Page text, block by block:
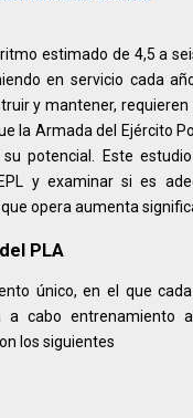
estimado de 4,5 a
en servicio cada
y mantener,
la Armada del Ejército
potencial. Este
y examinar si es
opera aumenta
PLA
único, en el que
cabo entrenamiento
los siguientes